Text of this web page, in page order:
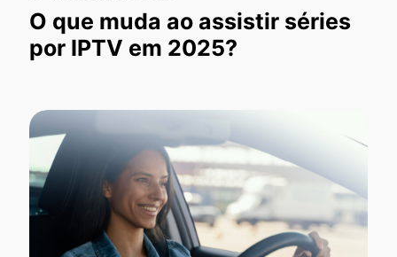
O que muda ao assistir séries
por IPTV em 2025?